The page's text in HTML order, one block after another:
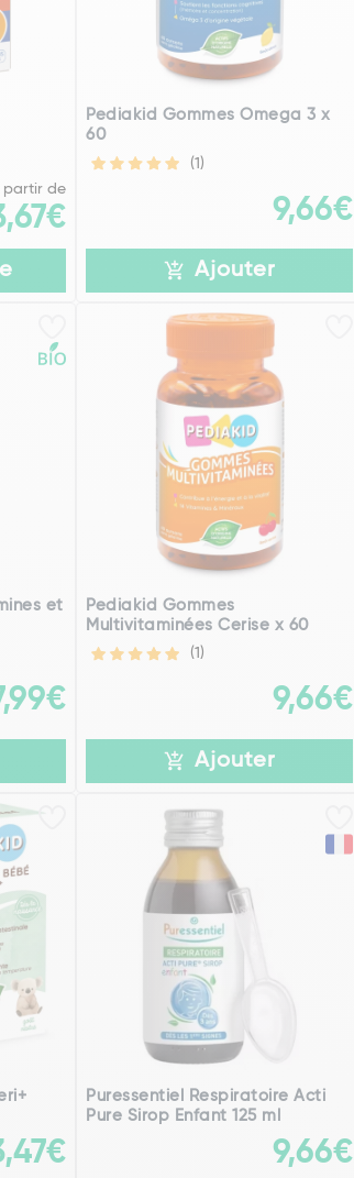
partir de
Pediakid Gommes Omega 3 x
60
(1)
9,66€
Ajouter
et
Pediakid Gommes
Multivitaminées Cerise x 60
(1)
9,66€
Ajouter
Puressentiel Respiratoire Acti
Pure Sirop Enfant 125 ml
9,66€